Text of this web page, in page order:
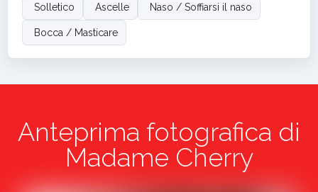
Solletico Ascelle Naso / Soffiarsi il naso
Bocca / Masticare
Anteprima fotografica di
Madame Cherry